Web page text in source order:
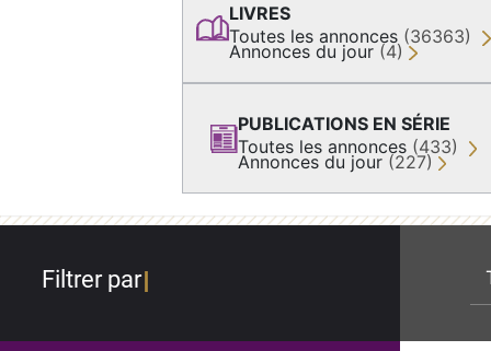
LIVRES
Toutes les annonces (36363)
Annonces du jour (4)
PUBLICATIONS EN SÉRIE
Toutes les annonces (433)
Annonces du jour (227)
Filtrer par